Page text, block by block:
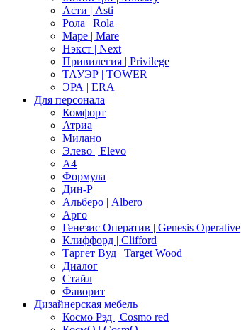
Асти | Asti
Рола | Rola
Маре | Mare
Нэкст | Next
Привилегия | Privilege
ТАУЭР | TOWER
ЭРА | ERA
Для персонала
Комфорт
Атриа
Милано
Элево | Elevo
А4
Формула
Дин-Р
Альберо | Albero
Арго
Генезис Оператив | Genesis Operative
Клиффорд | Clifford
Таргет Вуд | Target Wood
Диалог
Стайл
Фаворит
Дизайнерская мебель
Космо Рэд | Cosmo red